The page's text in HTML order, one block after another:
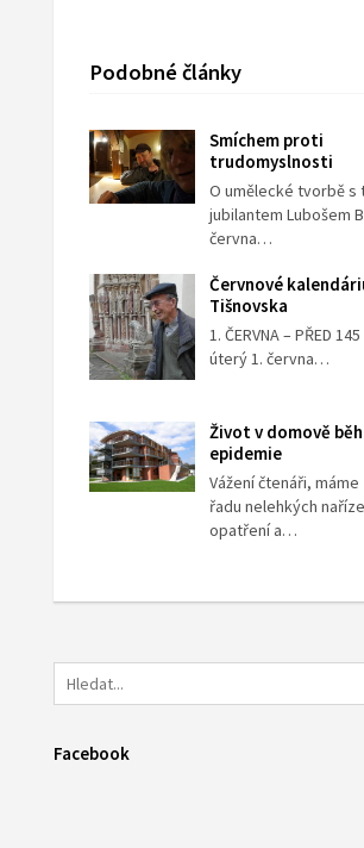
Podobné články
Smíchem proti
trudomyslnosti
O umělecké tvorbě s
jubilantem Lubošem
června…
Červnové
Tišnovska
1. ČERVNA – PŘED 145
úterý 1. června…
Život v domově
epidemie
Vážení čtenáři,
řadu nelehkých
opatření a…
Facebook